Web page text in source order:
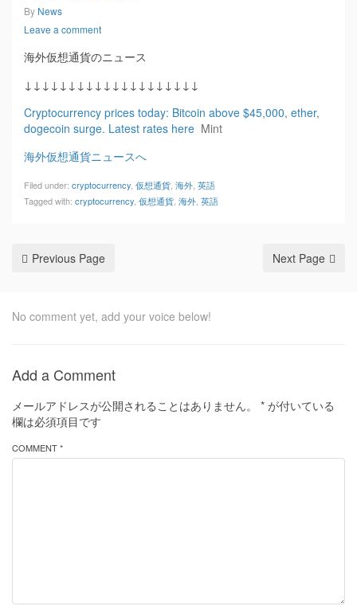
By News
Leave a comment
海外仮想通貨のニュース
↓↓↓↓↓↓↓↓↓↓↓↓↓↓↓↓↓↓↓↓
Cryptocurrency prices today: Bitcoin above $45,000, ether,
dogecoin surge. Latest rates here Mint
海外仮想通貨ニュースへ
Filed under: cryptocurrency 仮想通貨 海外 英語
Tagged with: cryptocurrency 仮想通貨 海外 英語
Previous Page Next Page
No comment yet, add your voice below!
Add a Comment
メールアドレスが公開されることはありません。 * が付いている
欄は必須項目です
COMMENT *